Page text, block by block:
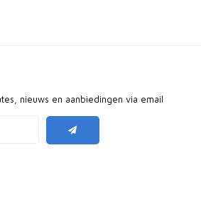
nieuws en aanbiedingen via email